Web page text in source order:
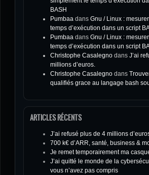
BASH
Pumbaa dans Gnu / Linux :
temps d’exécution dans un script
Pumbaa dans Gnu / Linux :
temps d’exécution dans un script
Christophe Casalegno dans J’ai
millions d’euros.
Christophe Casalegno dans
qualifiés grace au langage bash
ARTICLES RÉCENTS
J’ai refusé plus de 4 millions
700 k€ d’ARR, santé, business &
Je remet temporairement ma
J’ai quitté le monde de la
vous n’avez pas compris